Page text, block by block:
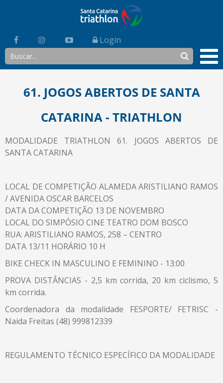
Login
61. JOGOS ABERTOS DE SANTA
CATARINA - TRIATHLON
MODALIDADE TRIATHLON 61. JOGOS ABERTOS DE
SANTA CATARINA
LOCAL DE COMPETIÇÃO ALAMEDA ARISTILIANO RAMOS
/ AVENIDA OSCAR BARCELOS
DATA DA COMPETIÇÃO 13 DE NOVEMBRO
LOCAL DO SIMPÓSIO CINE TEATRO DOM BOSCO
RUA: ARISTILIANO RAMOS, 258 – CENTRO
DATA 13/11 HORÁRIO 10 H
BIKE CHECK IN MASCULINO E FEMININO - 13:00
PROVA DISTÂNCIAS - 2,5 km corrida, 20 km ciclismo, 5
km corrida.
Coordenadora da modalidade FESPORTE/ FETRISC -
Naida Freitas (48) 999812339
REGULAMENTO TÉCNICO ESPECÍFICO DA MODALIDADE